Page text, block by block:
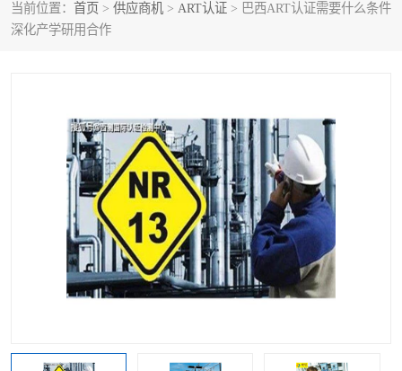
当前位置： 首页 > 供应商机 > ART认证 > 巴西ART认证需要什么条件
深化产学研用合作
巴西认证 RETIE认证